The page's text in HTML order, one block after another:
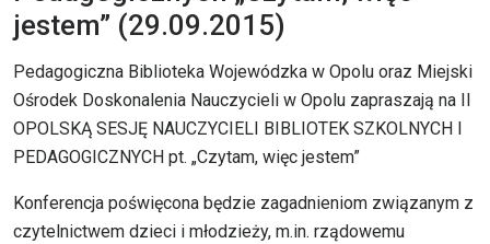
jestem” (29.09.2015)
Pedagogiczna Biblioteka Wojewódzka w Opolu oraz Miejski
Ośrodek Doskonalenia Nauczycieli w Opolu zapraszają na II
OPOLSKĄ SESJĘ NAUCZYCIELI BIBLIOTEK SZKOLNYCH I
PEDAGOGICZNYCH pt. „Czytam, więc jestem”
Konferencja poświęcona będzie zagadnieniom związanym z
czytelnictwem dzieci i młodzieży, m.in. rządowemu